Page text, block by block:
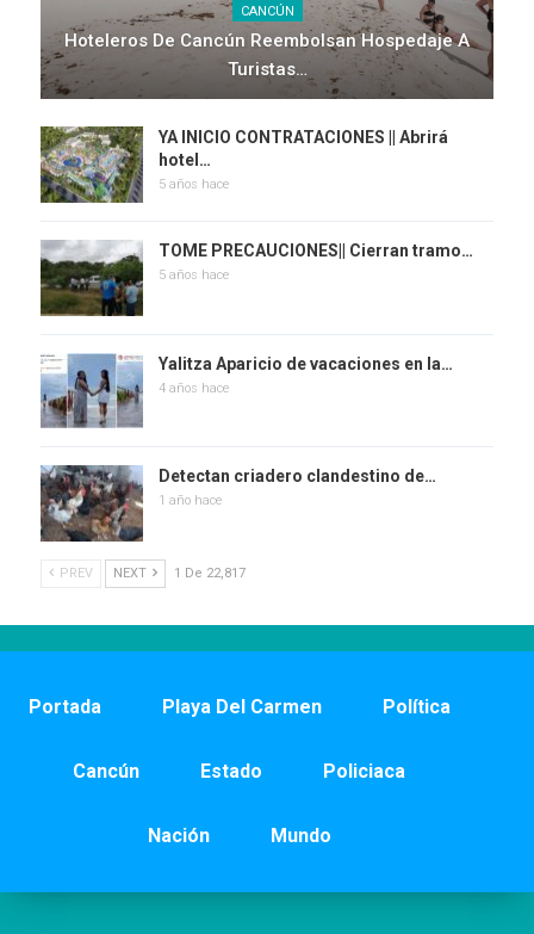
CANCÚN
Hoteleros De Cancún Reembolsan Hospedaje A
Turistas…
YA INICIO CONTRATACIONES || Abrirá
hotel…
5 años hace
TOME PRECAUCIONES|| Cierran tramo…
5 años hace
Yalitza Aparicio de vacaciones en la…
4 años hace
Detectan criadero clandestino de…
1 año hace
PREV NEXT 1 De 22,817
Portada Playa Del Carmen Política
Cancún Estado Policiaca
Nación Mundo